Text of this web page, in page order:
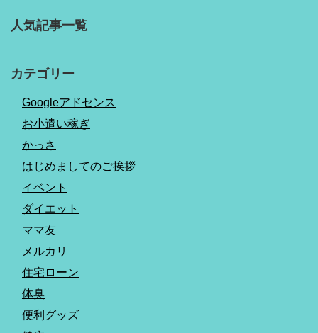
人気記事一覧
カテゴリー
Googleアドセンス
お小遣い稼ぎ
かっさ
はじめましてのご挨拶
イベント
ダイエット
ママ友
メルカリ
住宅ローン
体臭
便利グッズ